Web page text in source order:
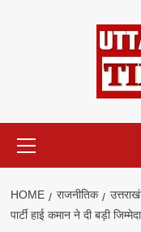
Menu
HOME राजनीतिक
पार्टी हाई कमान ने दी बड़ी